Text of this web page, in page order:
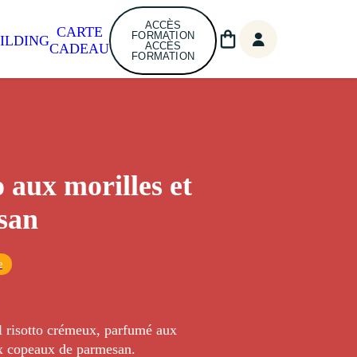
CARTE
CADEAU
ACCÈS
FORMATION
ACCÈS
FORMATION
aux morilles et
crémeux, parfumé aux
de parmesan.